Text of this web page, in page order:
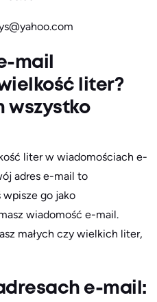
mail
liter?
wszystko
liter w wiadomościach e-
adres e-mail to
go jako
wiadomość e-mail.
małych czy wielkich liter,
e-mail: